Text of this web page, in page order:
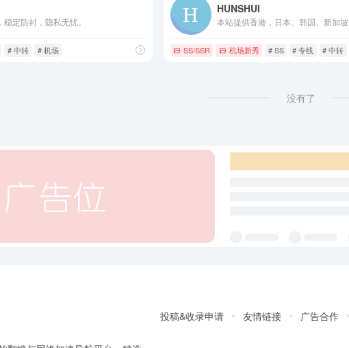
定防封，隐私无忧。
# 中转 # 机场
HUNSHUI
SS/SSR 机场新秀 # SS # 专线 # 中转
没有了
投稿&收录申请 友情链接 广告合作